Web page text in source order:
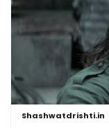
Shashwatdrishti.in